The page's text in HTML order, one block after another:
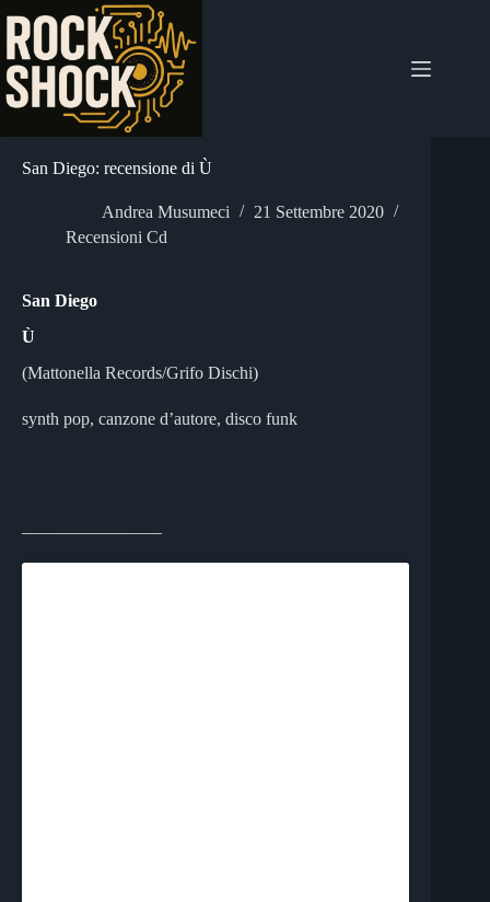
contenuto
San Diego: recensione di Ù
Andrea Musumeci
21 Settembre 2020
Recensioni Cd
San Diego
Ù
(Mattonella Records/Grifo Dischi)
synth pop, canzone d’autore, disco funk